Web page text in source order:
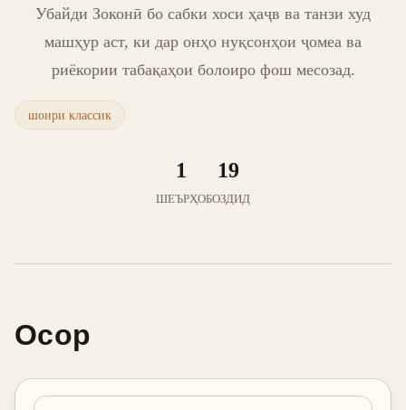
Убайди Зоконӣ бо сабки хоси ҳаҷв ва танзи худ
машҳур аст, ки дар онҳо нуқсонҳои ҷомеа ва
риёкории табақаҳои болоиро фош месозад.
шоири классик
1
ШЕЪРҲО
19
БОЗДИД
Осор